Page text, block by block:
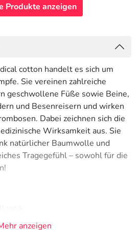
Produkte anzeigen
cotton handelt es sich um
Sie vereinen zahlreiche
geschwollene Füße sowie Beine,
und Besenreisern und wirken
Dabei zeichnen sich die
Wirksamkeit aus. Sie
natürlicher Baumwolle und
Tragegefühl – sowohl für die
ohne Kompression zur
anzeigen